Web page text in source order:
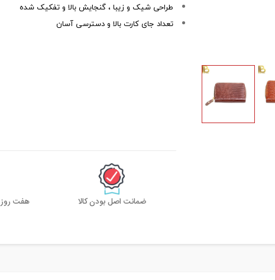
طراحی شیک و زیبا ، گنجایش بالا و تفکیک شده
تعداد جای کارت بالا و دسترسی آسان
ضمانت اصل بودن کالا هفت روز